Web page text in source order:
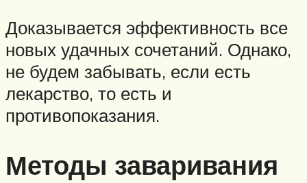
Доказывается эффективность все
новых удачных сочетаний. Однако,
не будем забывать, если есть
лекарство, то есть и
противопоказания.
Методы заваривания